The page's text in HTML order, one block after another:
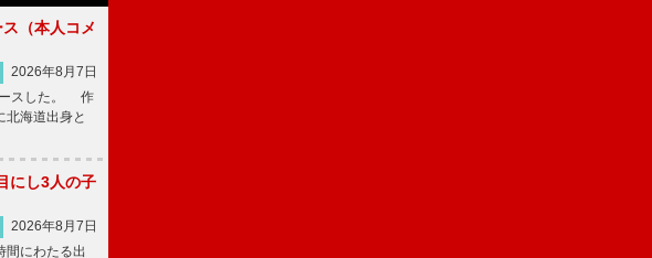
（本人コメ
2026年8月7日
ースした。 作
北海道出身と
にし3人の子
2026年8月7日
にわたる出